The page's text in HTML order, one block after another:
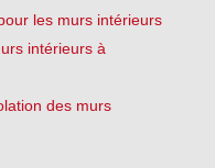
les murs intérieurs
intérieurs à
des murs